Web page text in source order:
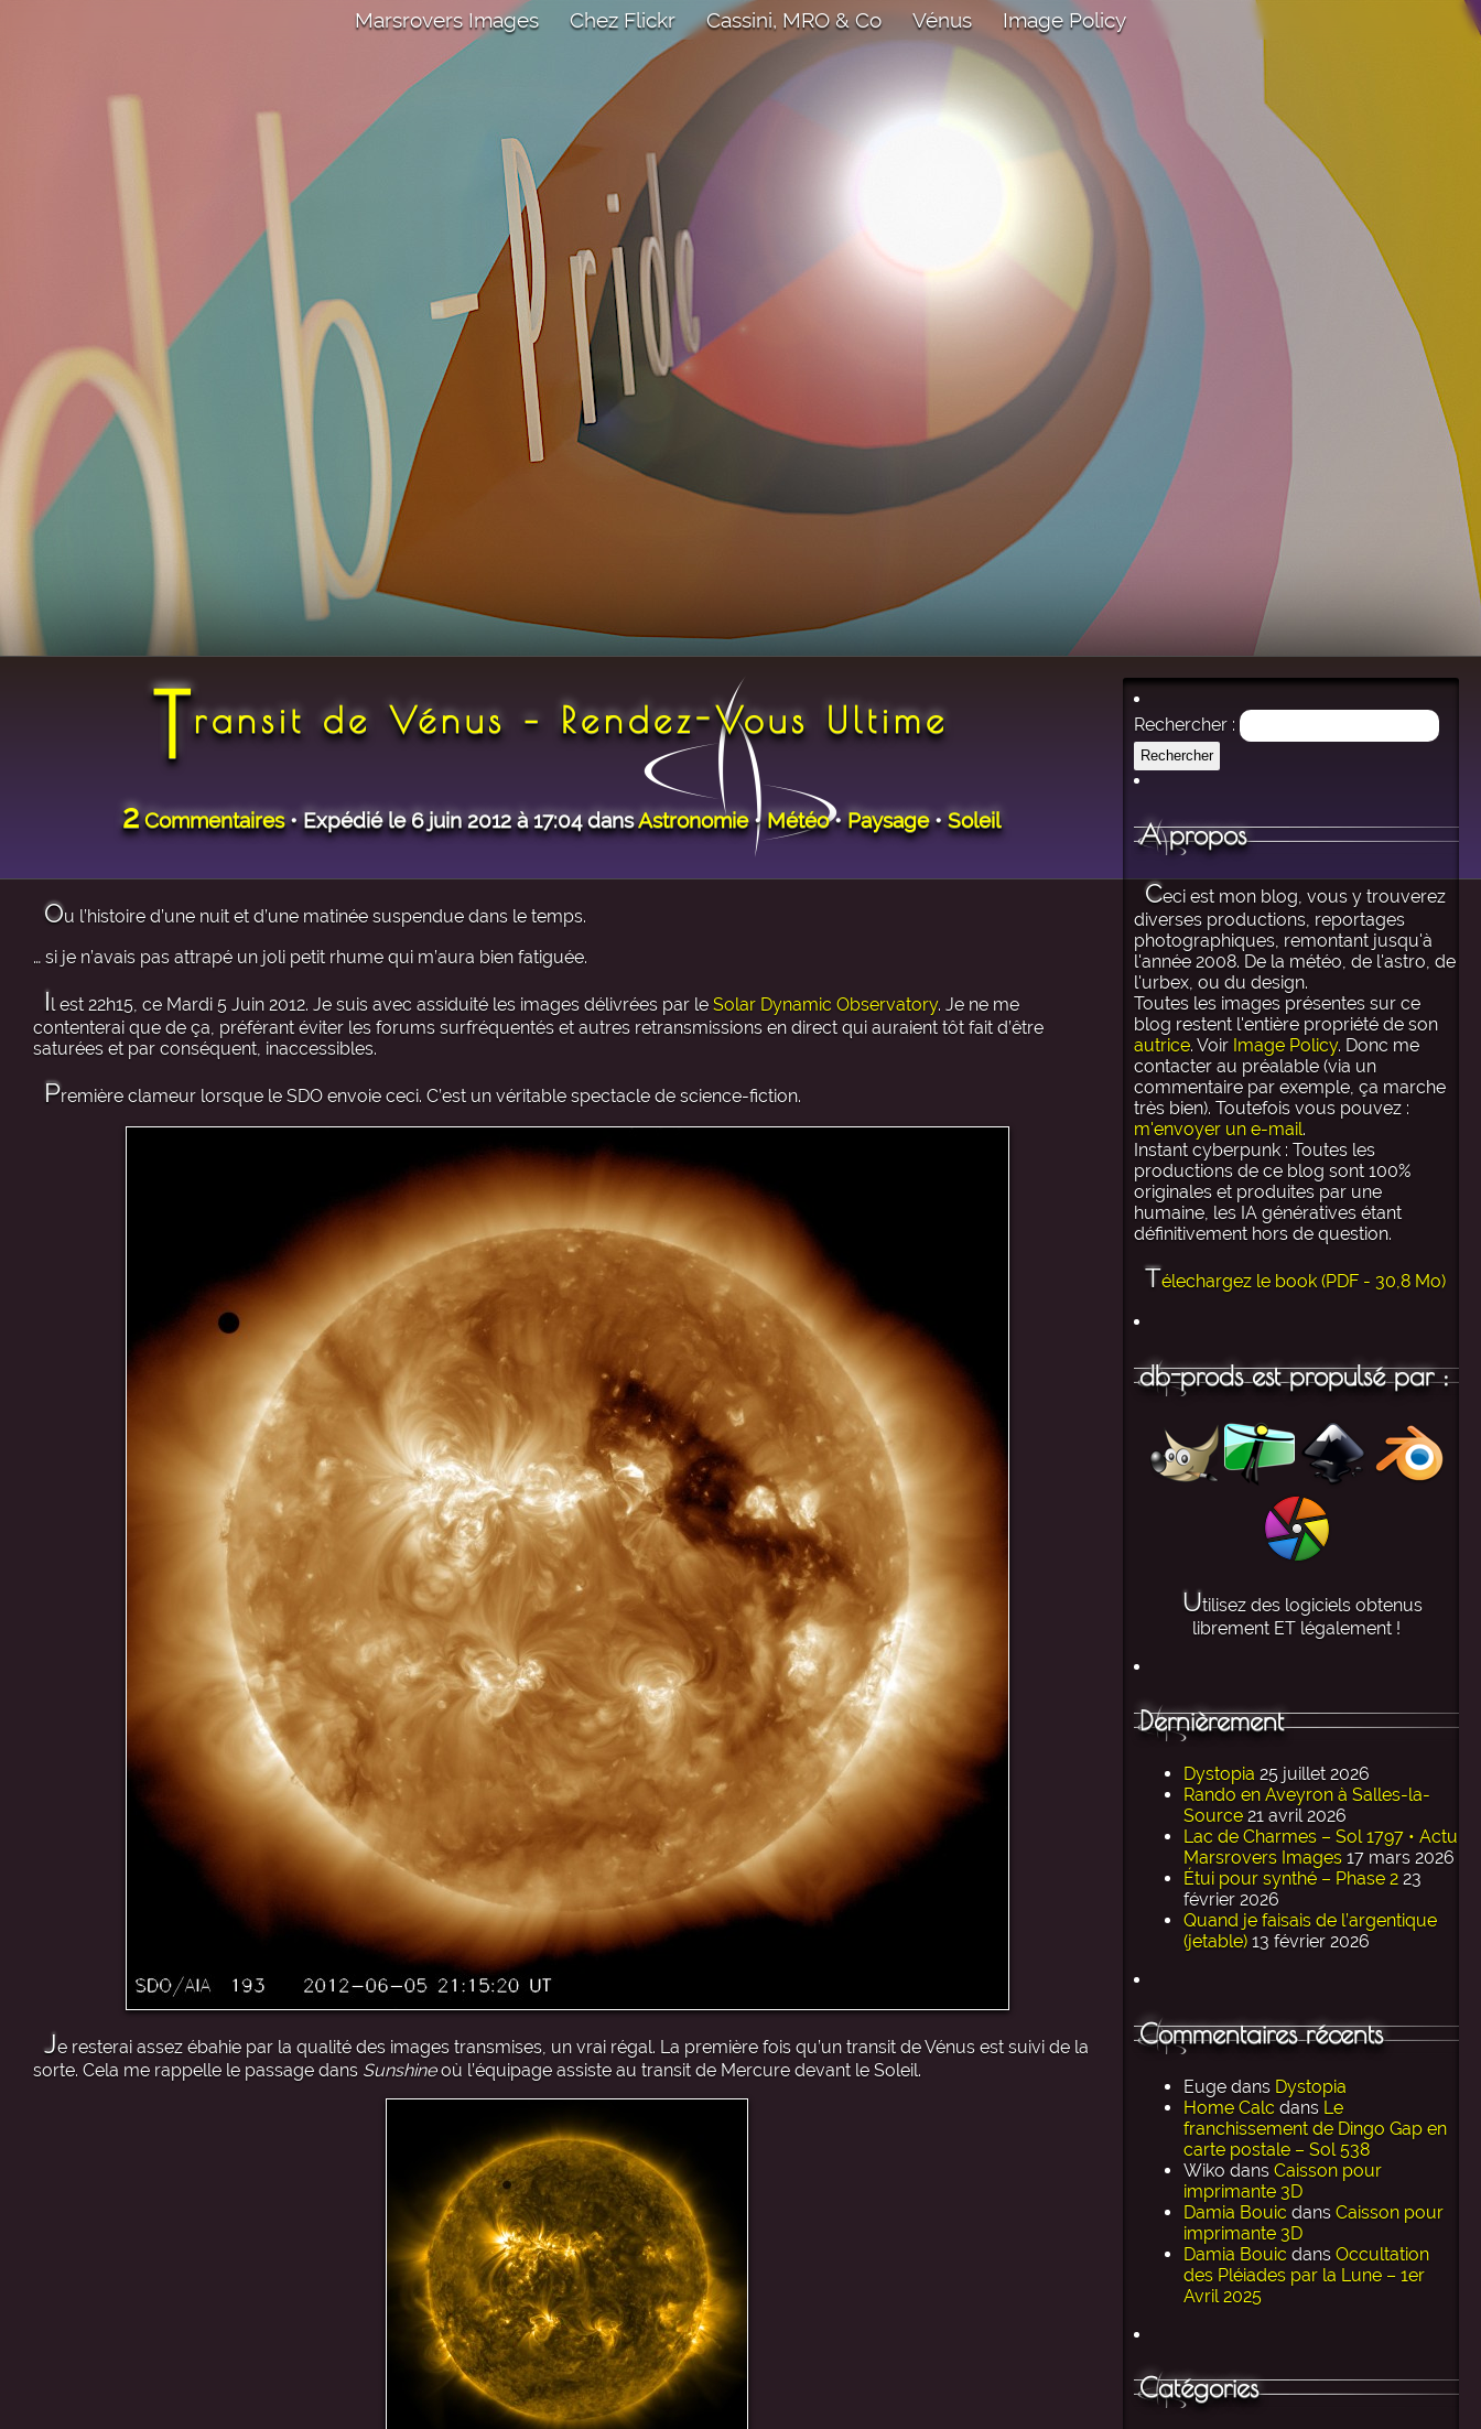
Marsrovers Images Chez Flickr Cassini, MRO & Co Vénus Image Policy
Rechercher :
A propos
Ceci est mon blog, vous y trouverez
diverses productions, reportages
photographiques, remontant jusqu'à
l'année 2008. De la météo, de l'astro, de
l'urbex, ou du design.
Toutes les images présentes sur ce
blog restent l'entière propriété de son
autrice. Voir Image Policy. Donc me
contacter au préalable (via un
commentaire par exemple, ça marche
très bien). Toutefois vous pouvez :
m'envoyer un e-mail.
Instant cyberpunk : Toutes les
productions de ce blog sont 100%
originales et produites par une
humaine, les IA génératives étant
définitivement hors de question.
Télechargez le book (PDF - 30,8 Mo)
db-prods est propulsé par :
Utilisez des logiciels obtenus
librement ET légalement !
Dernièrement
Dystopia 25 juillet 2026
Rando en Aveyron à Salles-la-
Source 21 avril 2026
Lac de Charmes – Sol 1797 • Actu
Marsrovers Images 17 mars 2026
Étui pour synthé – Phase 2 23
février 2026
Quand je faisais de l’argentique
(jetable) 13 février 2026
Commentaires récents
Euge dans Dystopia
Home Calc dans Le
franchissement de Dingo Gap en
carte postale – Sol 538
Wiko dans Caisson pour
imprimante 3D
Damia Bouic dans Caisson pour
imprimante 3D
Damia Bouic dans Occultation
des Pléiades par la Lune – 1er
Avril 2025
Catégories
Transit de Vénus – Rendez-Vous Ultime
2Commentaires• Expédié le 6 juin 2012 à 17:04 dansAstronomie•Météo•Paysage•Soleil
Ou l’histoire d’une nuit et d’une matinée suspendue dans le temps.
… si je n’avais pas attrapé un joli petit rhume qui m’aura bien fatiguée.
Il est 22h15, ce Mardi 5 Juin 2012. Je suis avec assiduité les images délivrées par le Solar Dynamic Observatory. Je ne me
contenterai que de ça, préférant éviter les forums surfréquentés et autres retransmissions en direct qui auraient tôt fait d’être
saturées et par conséquent, inaccessibles.
Première clameur lorsque le SDO envoie ceci. C’est un véritable spectacle de science-fiction.
Je resterai assez ébahie par la qualité des images transmises, un vrai régal. La première fois qu’un transit de Vénus est suivi de la
sorte. Cela me rappelle le passage dans Sunshineoù l’équipage assiste au transit de Mercure devant le Soleil.